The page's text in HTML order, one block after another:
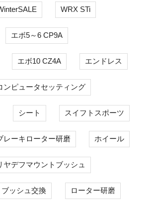
WRX STi
エボ5～6 CP9A
エボ10 CZ4A エンドレス
ンピュータセッティング
シート スイフトスポーツ
レーキローター研磨 ホイール
ヤデフマウントブッシュ
ッシュ交換 ローター研磨